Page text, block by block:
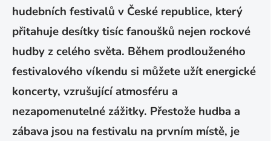
hudebních festivalů v České republice, který
přitahuje desítky tisíc fanoušků nejen rockové
hudby z celého světa. Během prodlouženého
festivalového víkendu si můžete užít energické
koncerty, vzrušující atmosféru a
nezapomenutelné zážitky. Přestože hudba a
zábava jsou na festivalu na prvním místě, je